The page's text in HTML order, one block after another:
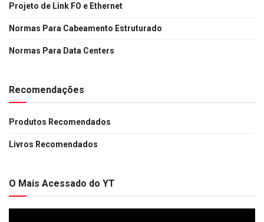
Projeto de Link FO e Ethernet
Normas Para Cabeamento Estruturado
Normas Para Data Centers
Recomendações
Produtos Recomendados
Livros Recomendados
O Mais Acessado do YT